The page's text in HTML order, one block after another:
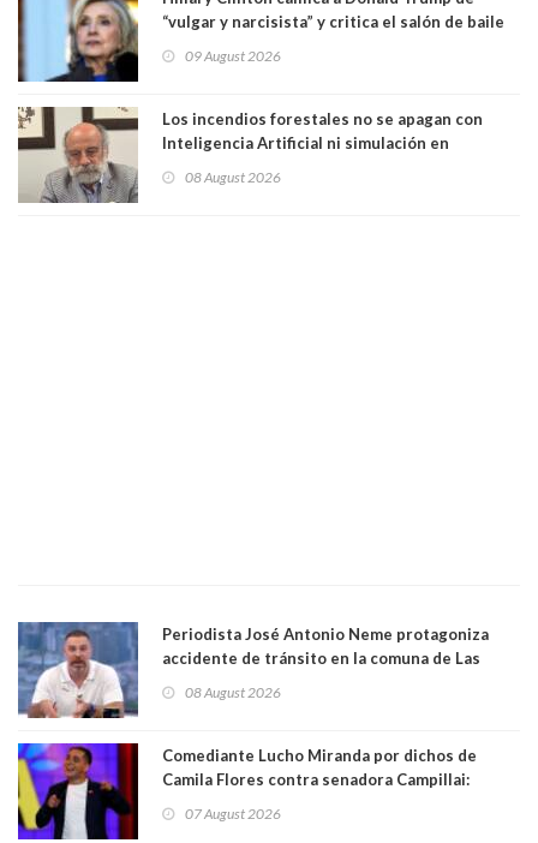
“vulgar y narcisista” y critica el salón de baile
casa. Y la está destruyendo”
09 August 2026
Los incendios forestales no se apagan con
Inteligencia Artificial ni simulación en
Magister en Asentamientos Humanos PUC
08 August 2026
Periodista José Antonio Neme protagoniza
accidente de tránsito en la comuna de Las
08 August 2026
Comediante Lucho Miranda por dichos de
Camila Flores contra senadora Campillai:
forma de quitar dignidad"
07 August 2026